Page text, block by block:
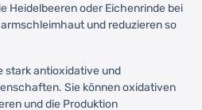
Heidelbeeren oder Eichenrinde bei
und reduzieren so
stark antioxidative und
Sie können oxidativen
und die Produktion